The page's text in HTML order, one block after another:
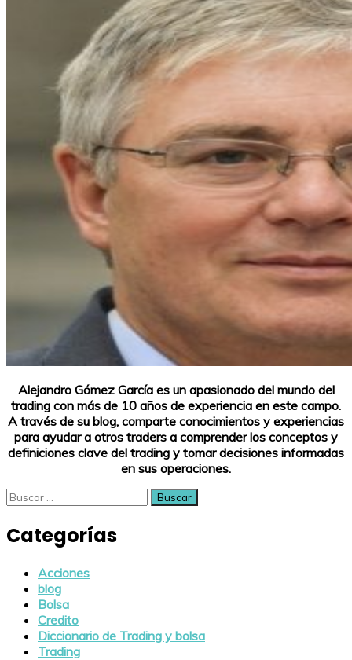
Alejandro Gómez García es un apasionado del mundo del
trading con más de 10 años de experiencia en este campo.
A través de su blog, comparte conocimientos y experiencias
para ayudar a otros traders a comprender los conceptos y
definiciones clave del trading y tomar decisiones informadas
en sus operaciones.
Buscar:
Categorías
Acciones
blog
Bolsa
Credito
Diccionario de Trading y bolsa
Trading